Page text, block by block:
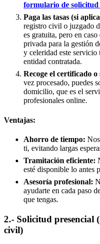
formulario de
Paga las tasas (si
registro civil o juzgado
es gratuita, pero en
privada para la gestión
y celeridad este servicio
entidad contratada.
Recoge el certificado
vez procesado, puedes
domicilio, que es el
profesionales online.
Ventajas:
Ahorro de tiempo:
ti, evitando largas
Tramitación eficiente:
esté disponible lo antes
Asesoría profesional:
ayudarte en cada paso
que tengas.
2.- Solicitud presencial
civil)